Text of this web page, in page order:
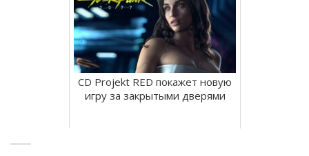
CD Projekt RED покажет новую
игру за закрытыми дверями